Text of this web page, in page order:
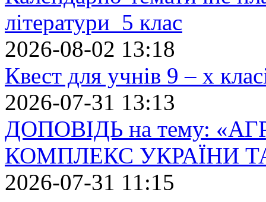
літератури 5 клас
2026-08-02 13:18
Квест для учнів 9 – х
2026-07-31 13:13
ДОПОВІДЬ на тему:
КОМПЛЕКС УКРАЇНИ
2026-07-31 11:15